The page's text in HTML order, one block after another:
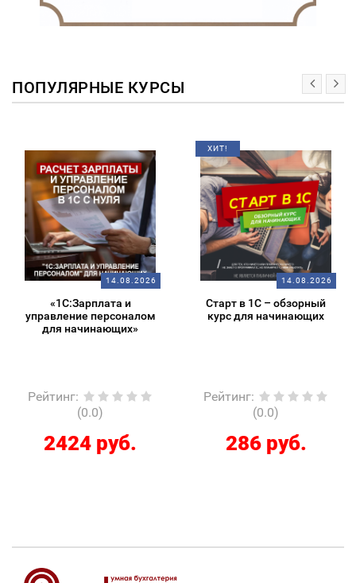
ПОПУЛЯРНЫЕ КУРСЫ
14.08.2026
«1С:Зарплата и
управление персоналом
для начинающих»
Рейтинг:
(0.0)
2424 руб.
ХИТ!
14.08.2026
Старт в 1С – обзорный
курс для начинающих
Рейтинг:
(0.0)
286 руб.